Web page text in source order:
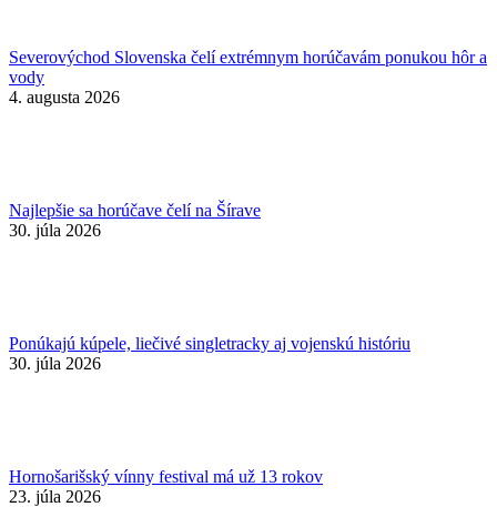
Severovýchod Slovenska čelí extrémnym horúčavám ponukou hôr a
vody
4. augusta 2026
Najlepšie sa horúčave čelí na Šírave
30. júla 2026
Ponúkajú kúpele, liečivé singletracky aj vojenskú históriu
30. júla 2026
Hornošarišský vínny festival má už 13 rokov
23. júla 2026